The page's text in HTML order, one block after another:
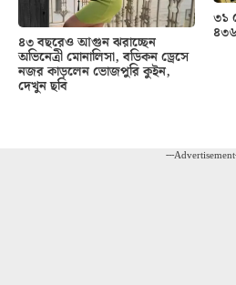
৪৩ বছরেও আগুন ঝরাচ্ছেন
অভিনেত্রী মোনালিসা, বডিকন ড্রেসে
নজর কাড়লেন ভোজপুরি কুইন,
দেখুন ছবি
৩১
---